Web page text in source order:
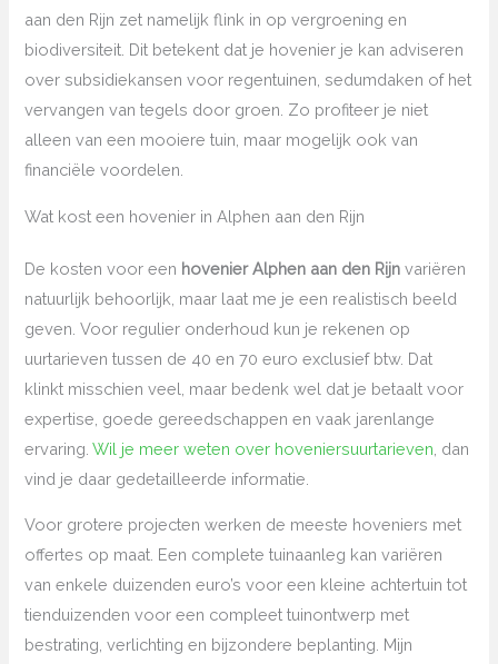
aan den Rijn zet namelijk flink in op vergroening en
biodiversiteit. Dit betekent dat je hovenier je kan adviseren
over subsidiekansen voor regentuinen, sedumdaken of het
vervangen van tegels door groen. Zo profiteer je niet
alleen van een mooiere tuin, maar mogelijk ook van
financiële voordelen.
Wat kost een hovenier in Alphen aan den Rijn
De kosten voor een hovenier Alphen aan den Rijn variëren
natuurlijk behoorlijk, maar laat me je een realistisch beeld
geven. Voor regulier onderhoud kun je rekenen op
uurtarieven tussen de 40 en 70 euro exclusief btw. Dat
klinkt misschien veel, maar bedenk wel dat je betaalt voor
expertise, goede gereedschappen en vaak jarenlange
ervaring.Wil je meer weten over hoveniersuurtarieven , dan
vind je daar gedetailleerde informatie.
Voor grotere projecten werken de meeste hoveniers met
offertes op maat. Een complete tuinaanleg kan variëren
van enkele duizenden euro’s voor een kleine achtertuin tot
tienduizenden voor een compleet tuinontwerp met
bestrating, verlichting en bijzondere beplanting. Mijn